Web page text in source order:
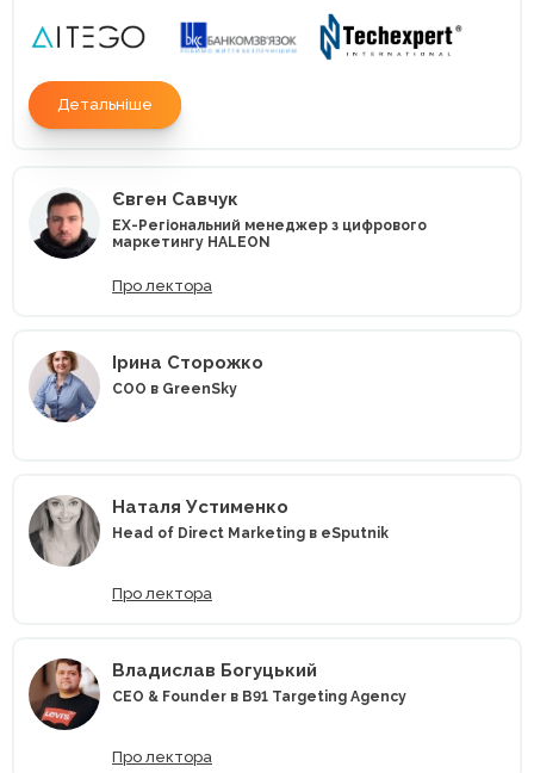
Детальніше
Євген Савчук
EX-Регіональний менеджер з цифрового
маркетингу HALEON
Про лектора
Ірина Сторожко
COO в GreenSky
Наталя Устименко
Head of Direct Marketing в eSputnik
Про лектора
Владислав Богуцький
CEO & Founder в B91 Targeting Agency
Про лектора